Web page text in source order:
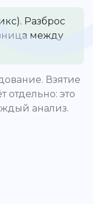
Разброс
между
Взятие
отдельно: это
анализ.